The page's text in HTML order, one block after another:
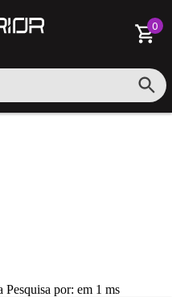
0
Pesquisa por: em 1 ms